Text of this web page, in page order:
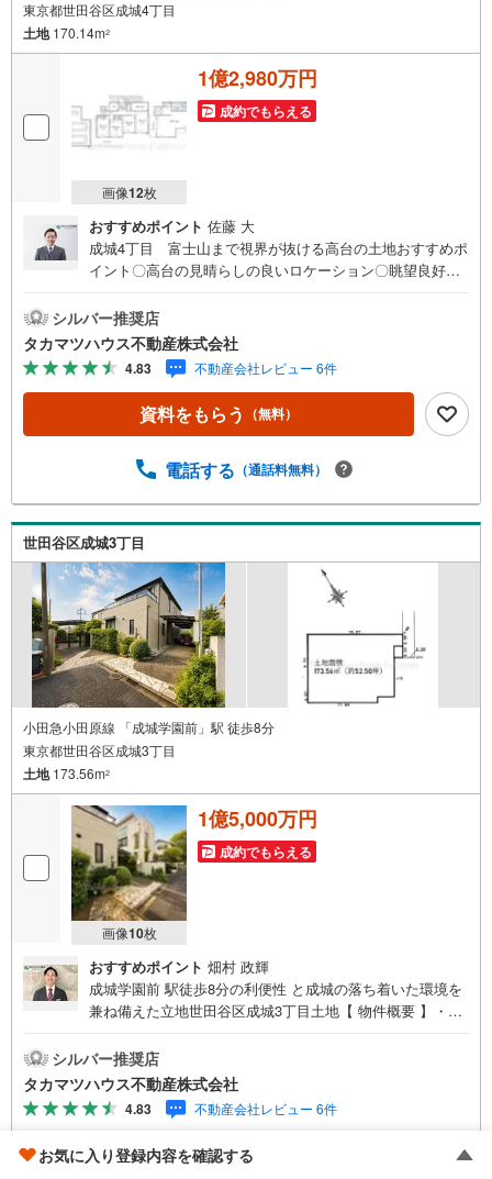
東京都世田谷区成城4丁目
土地170.14m2
画像12枚
1億2,980万円
成約でもらえる
おすすめポイント 佐藤 大
成城4丁目 富士山まで視界が抜ける高台の土地おすすめポ
イント〇高台の見晴らしの良いロケーション〇眺望良好（1
〇道路よりも宅盤が高く、ビルトインガレージも計画可能
〇成城憲章で制限された、整った環境の邸宅地〇北西角地
〇建築条件無。お好きなハウスメーカーで建築可能です。
ライフインフォメーション〇Odakyu OX 成城店 約1300m
〇成城石井 成城店 約1300m〇オリンピック 成城店 約1
400m〇セブン-イレブン 世田谷成城8丁目店 約800m〇コ
込工事費用が別途かかります。※確定測量未実施の為、測量
との狭隘協議未実施の為、セットバック面積に差異が生じ
る場合がございます。
シルバー推奨店
タカマツハウス不動産株式会社
4.83 不動産会社レビュー 6件
資料をもらう （無料）
電話する （通話料無料）
世田谷区成城3丁目
小田急小田原線 「成城学園前」駅 徒歩8分
東京都世田谷区成城3丁目
土地173.56m2
画像10枚
1億5,000万円
成約でもらえる
おすすめポイント 畑村 政輝
成城学園前 駅徒歩8分の利便性 と成城の落ち着いた環境を
兼ね備えた立地世田谷区成城3丁目土地【 物件概要 】・土
居専用地域・建蔽率 :50％・容積率 :100％・制限事項:第
二種高度・準防火地域・接道状況:北東側約3.8m私道・私道
負担面積:16.97平米（※私道負担:2.94平米の内、持ち分1/
2・62.00平米の内、持ち分1/4）
シルバー推奨店
タカマツハウス不動産株式会社
4.83 不動産会社レビュー 6件
資料をもらう（無料）
お気に入り登録内容を確認する